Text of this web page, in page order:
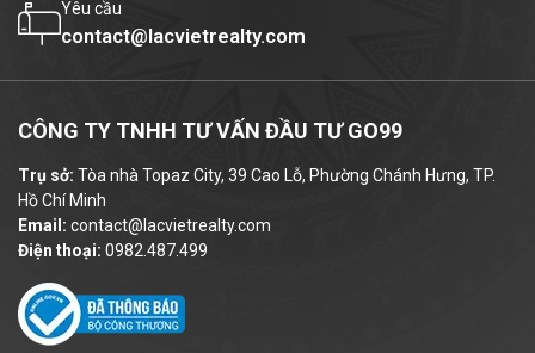
hàng giao dịch, gặp gỡ.
4. DIỆN TÍCH VÀ GIÁ THUÊ
Với việc được cung cấp nhiều lựa chọn diện
tích thuê linh hoạt,The Address Nam Kỳ
Khởi Nghĩa
doanh nghiệp vừa và nhỏ, startup hoặc văn
Diện tích cho thuê
Yêu cầu
contact@lacvietrealty.com
CÔNG TY TNHH TƯ VẤN ĐẦU TƯ GO99
Trụ sở: Tòa nhà Topaz City, 39 Cao Lỗ, Phường Chánh Hưng, TP.
Hồ Chí Minh
Email: contact@lacvietrealty.com
Điện thoại: 0982.487.499